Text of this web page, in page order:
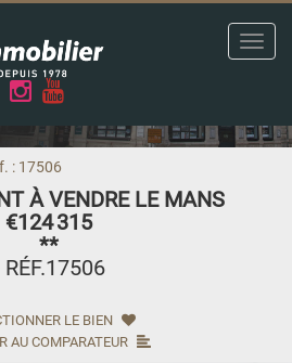
: 17506
À VENDRE LE MANS
€124 315
**
RÉF.17506
LE BIEN
AU COMPARATEUR